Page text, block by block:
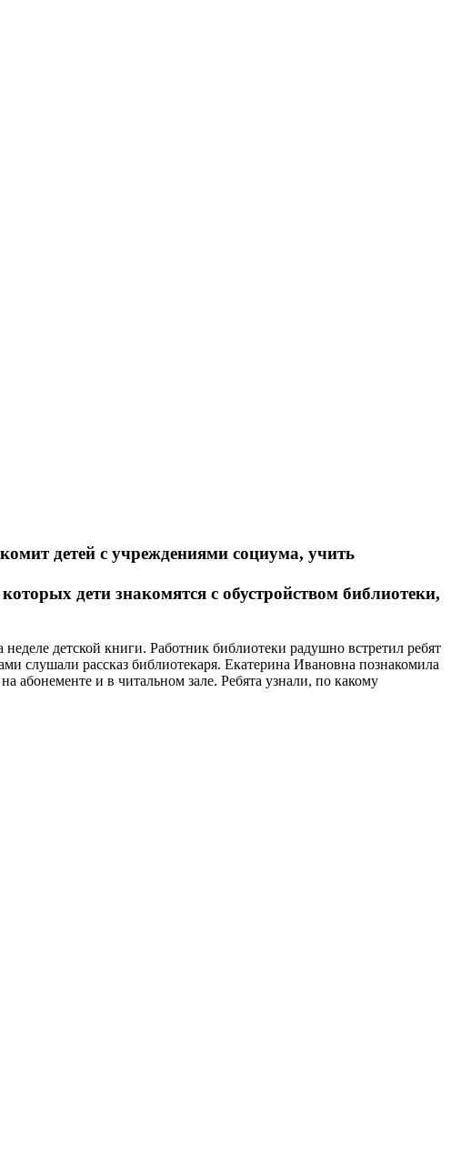
детей с учреждениями социума, учить
дети знакомятся с обустройством библиотеки,
детской книги. Работник библиотеки радушно встретил ребят
слушали рассказ библиотекаря. Екатерина Ивановна познакомила
абонементе и в читальном зале. Ребята узнали, по какому